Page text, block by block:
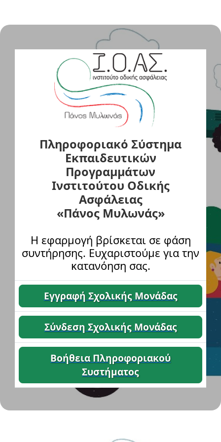
Πληροφοριακό Σύστημα
Εκπαιδευτικών
Προγραμμάτων
Ινστιτούτου Οδικής
Ασφάλειας
«Πάνος Μυλωνάς»
Η εφαρμογή βρίσκεται σε φάση
συντήρησης. Ευχαριστούμε για την
κατανόηση σας.
Εγγραφή Σχολικής Μονάδας
Σύνδεση Σχολικής Μονάδας
Βοήθεια Πληροφοριακού
Συστήματος